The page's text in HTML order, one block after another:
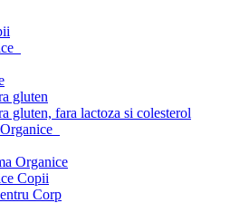
gluten
gluten, fara lactoza si colesterol
Organice
Copii
Corp